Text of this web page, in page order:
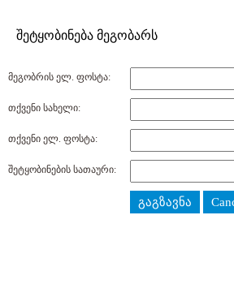
შეტყობინება მეგობარს
მეგობრის ელ. ფოსტა:
თქვენი სახელი:
თქვენი ელ. ფოსტა:
შეტყობინების სათაური:
გაგზავნა